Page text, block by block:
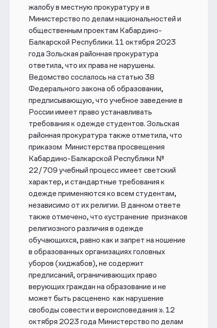
жалобу в местную прокуратуру и в
Министерство по делам национальностей и
общественным проектам Кабардино-
Балкарской Республики. 11 октября 2023
года Зольская районная прокуратура
ответила, что их права не нарушены.
Ведомство сослалось на статью 38
Федерального закона об образовании,
предписывающую, что учебное заведение в
России имеет право устанавливать
требования к одежде студентов. Зольская
районная прокуратура также отметила, что
приказом Министерства просвещения
Кабардино-Балкарской Республики №
22/709 учебный процесс имеет светский
характер, и стандартные требования к
одежде применяются ко всем студентам,
независимо от их религии. В данном ответе
также отмечено, что «устранение признаков
религиозного различия в одежде
обучающихся, равно как и запрет на ношение
в образованных организациях головных
уборов (хиджабов), не содержит
предписаний, ограничивающих право
верующих граждан на образование и не
может быть расценено как нарушение
свободы совести и вероисповедания ». 12
октября 2023 года Министерство по делам